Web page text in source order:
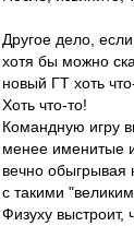
Другое дело,
хотя бы можно
новый ГТ хоть
Хоть что-то!
Командную игру
менее именитые
вечно обыгрывая
с такими
Физуху выстроит,